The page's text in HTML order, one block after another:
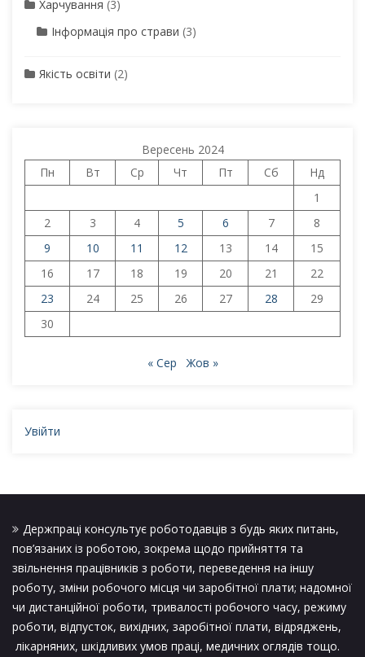
Харчування (3)
Інформація про страви (3)
Якість освіти (2)
Вересень 2024
Пн
Вт Ср Чт Пт Сб
Нд
1
2
3 4 5 6 7
8
9
10 11 12 13 14
15
16
17 18 19 20 21
22
23
24 25 26 27 28
29
30
« Сер Жов »
Увійти
Держпраці консультує роботодавців з будь яких питань,
пов’язаних із роботою, зокрема щодо прийняття та
звільнення працівників з роботи, переведення на іншу
роботу, зміни робочого місця чи заробітної плати; надомної
чи дистанційної роботи, тривалості робочого часу, режиму
роботи, відпусток, вихідних, заробітної плати, відряджень,
лікарняних, шкідливих умов праці, медичних оглядів тощо.